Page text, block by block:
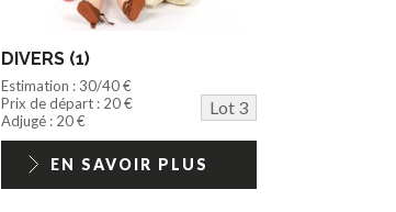
DIVERS (1)
Estimation : 30/40 €
Prix de départ : 20 €
Lot 3
Adjugé : 20 €
EN SAVOIR PLUS